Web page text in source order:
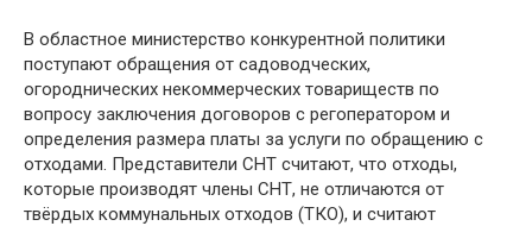
В областное министерство конкурентной политики
поступают обращения от садоводческих,
огороднических некоммерческих товариществ по
вопросу заключения договоров с регоператором и
определения размера платы за услуги по обращению с
отходами. Представители СНТ считают, что отходы,
которые производят члены СНТ, не отличаются от
твёрдых коммунальных отходов (ТКО), и считают